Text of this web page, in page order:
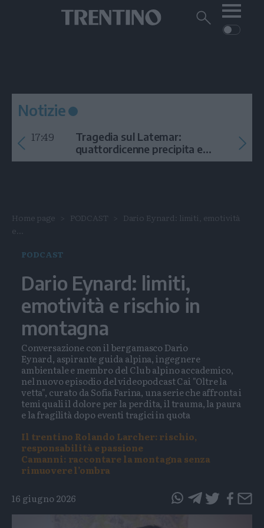
Cerca
CRONACA
GARDA
CULTURA
VIDEO
Notizie
17:49
Tragedia sul Latemar:
quattordicenne precipita e
muore
Home page PODCAST
Dario Eynard: limiti, emotività
e...
PODCAST
Dario Eynard: limiti,
emotività e rischio in
montagna
Conversazione con il bergamasco Dario
Eynard, aspirante guida alpina, ingegnere
ambientale e membro del Club alpino accademico,
nel nuovo episodio del videopodcast Cai "Oltre la
vetta", curato da Sofia Farina, una serie che affronta i
temi quali il dolore per la perdita, il trauma, la paura
e la fragilità dopo eventi tragici in quota
Il trentino Rolando Larcher: rischio,
responsabilità e passione
Camanni: raccontare la montagna senza
rimuovere l’ombra
16 giugno 2026
questoquesto